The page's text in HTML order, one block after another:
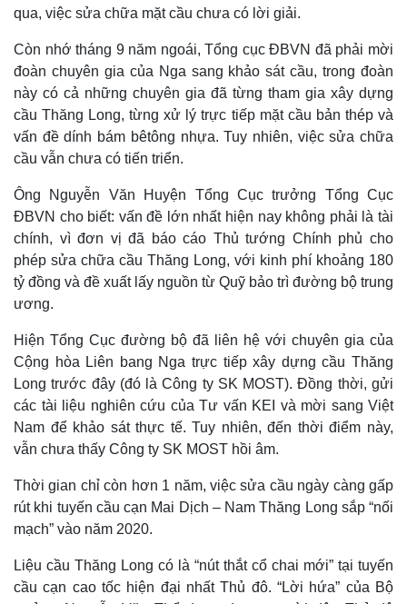
Pháp luật
Vụ án
Tin nóng
Tư vấn luật
Quân sự - Quốc phòng
Vũ khí
Việt Nam
Phân tích
qua, việc sửa chữa mặt cầu chưa có lời giải.
Còn nhớ tháng 9 năm ngoái, Tổng cục ĐBVN đã phải mời
đoàn chuyên gia của Nga sang khảo sát cầu, trong đoàn
này có cả những chuyên gia đã từng tham gia xây dựng
cầu Thăng Long, từng xử lý trực tiếp mặt cầu bản thép và
vấn đề dính bám bêtông nhựa. Tuy nhiên, việc sửa chữa
cầu vẫn chưa có tiến triển.
Ông Nguyễn Văn Huyện Tổng Cục trưởng Tổng Cục
ĐBVN cho biết: vấn đề lớn nhất hiện nay không phải là tài
chính, vì đơn vị đã báo cáo Thủ tướng Chính phủ cho
phép sửa chữa cầu Thăng Long, với kinh phí khoảng 180
tỷ đồng và đề xuất lấy nguồn từ Quỹ bảo trì đường bộ trung
ương.
Hiện Tổng Cục đường bộ đã liên hệ với chuyên gia của
Cộng hòa Liên bang Nga trực tiếp xây dựng cầu Thăng
Long trước đây (đó là Công ty SK MOST). Đồng thời, gửi
các tài liệu nghiên cứu của Tư vấn KEI và mời sang Việt
Nam để khảo sát thực tế. Tuy nhiên, đến thời điểm này,
vẫn chưa thấy Công ty SK MOST hồi âm.
Thời gian chỉ còn hơn 1 năm, việc sửa cầu ngày càng gấp
rút khi tuyến cầu cạn Mai Dịch – Nam Thăng Long sắp “nối
mạch” vào năm 2020.
Liệu cầu Thăng Long có là “nút thắt cổ chai mới” tại tuyến
cầu cạn cao tốc hiện đại nhất Thủ đô. “Lời hứa” của Bộ